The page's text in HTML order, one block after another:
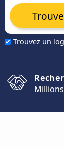
Trouvez un